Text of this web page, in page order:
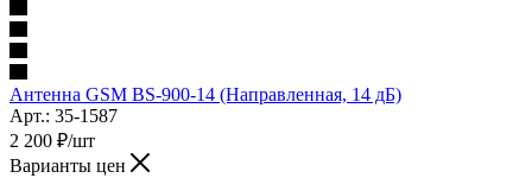
Антенна GSM BS-900-14 (Направленная, 14 дБ)
Арт.: 35-1587
2 200 ₽/шт
Варианты цен